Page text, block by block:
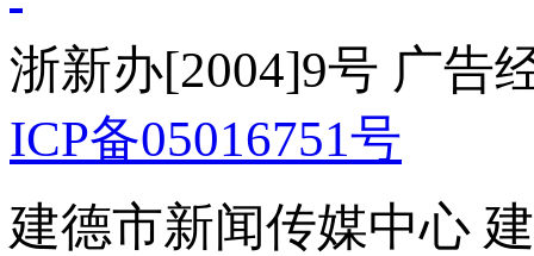
浙新办[2004]9号 广告
ICP备05016751号
建德市新闻传媒中心